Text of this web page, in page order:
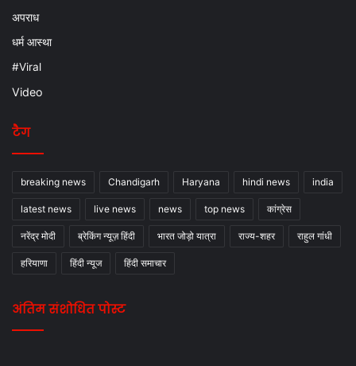
अपराध
धर्म आस्था
#Viral
Video
टैग
breaking news Chandigarh Haryana hindi news india
latest news live news news top news कांग्रेस
नरेंद्र मोदी ब्रेकिंग न्यूज़ हिंदी भारत जोड़ो यात्रा राज्य-शहर राहुल गांधी
हरियाणा हिंदी न्यूज हिंदी समाचार
अंतिम संशोधित पोस्ट